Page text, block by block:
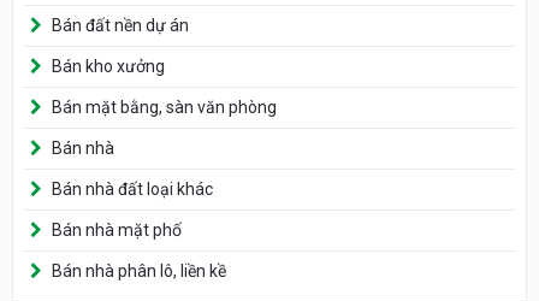
Bán đất nền dự án
Bán kho xưởng
Bán mặt bằng, sàn văn phòng
Bán nhà
Bán nhà đất loại khác
Bán nhà mặt phố
Bán nhà phân lô, liền kề